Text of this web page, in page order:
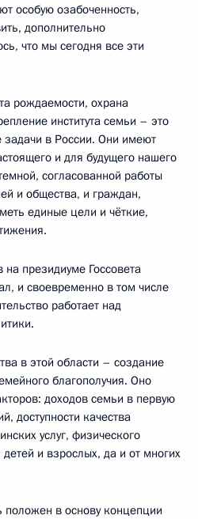
особую озабоченность,
дополнительно
что мы сегодня все эти
рождаемости, охрана
института семьи – это
задачи в России. Они имеют
и для будущего нашего
согласованной работы
и общества, и граждан,
единые цели и чёткие,
президиуме Госсовета
и своевременно в том числе
работает над
в этой области – создание
благополучия. Оно
доходов семьи в первую
доступности качества
услуг, физического
и взрослых, да и от многих
в основу концепции